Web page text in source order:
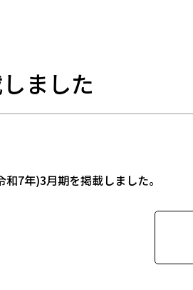
ました
7年)3月期を掲載しました。